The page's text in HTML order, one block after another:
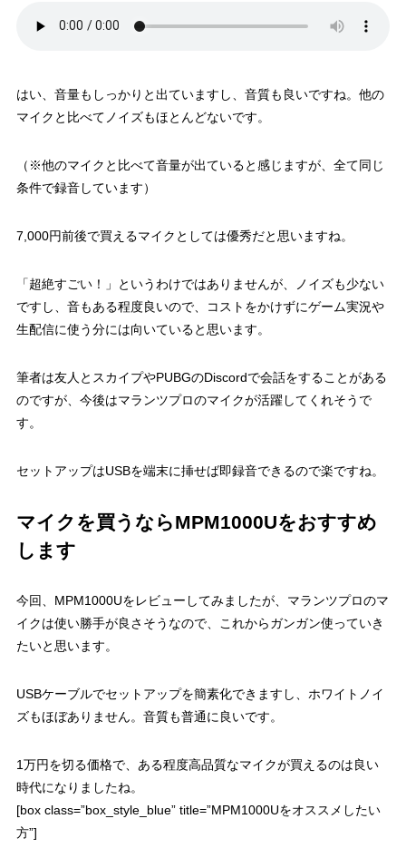
はい、音量もしっかりと出ていますし、音質も良いですね。他の
マイクと比べてノイズもほとんどないです。
（※他のマイクと比べて音量が出ていると感じますが、全て同じ
条件で録音しています）
7,000円前後で買えるマイクとしては優秀だと思いますね。
「超絶すごい！」というわけではありませんが、ノイズも少ない
ですし、音もある程度良いので、コストをかけずにゲーム実況や
生配信に使う分には向いていると思います。
筆者は友人とスカイプやPUBGのDiscordで会話をすることがある
のですが、今後はマランツプロのマイクが活躍してくれそうで
す。
セットアップはUSBを端末に挿せば即録音できるので楽ですね。
マイクを買うならMPM1000Uをおすすめ
します
今回、MPM1000Uをレビューしてみましたが、マランツプロのマ
イクは使い勝手が良さそうなので、これからガンガン使っていき
たいと思います。
USBケーブルでセットアップを簡素化できますし、ホワイトノイ
ズもほぼありません。音質も普通に良いです。
1万円を切る価格で、ある程度高品質なマイクが買えるのは良い
時代になりましたね。
[box class=”box_style_blue” title=”MPM1000Uをオススメしたい
方”]